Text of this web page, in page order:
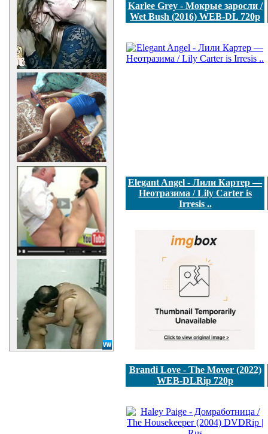
Karlee Grey - Мокрые заросли /
Wet Bush (2016) WEB-DL 720p
Elegant Angel - Лили Картер —
Неотразима / Lily Carter is
Irresis ..
Brandi Love - The Mover (2022)
WEB-DLRip 720p